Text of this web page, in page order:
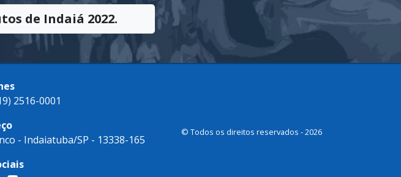
de Indaiá 2022.
2516-0001
- Indaiatuba/SP - 13338-165
© Todos os direitos reservados - 2026